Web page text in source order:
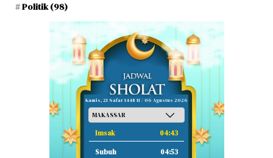
Politik(98)
Kamis, 21 Safar 1448 H / 06 Agustus 2026
Imsak 04:43
Subuh 04:53